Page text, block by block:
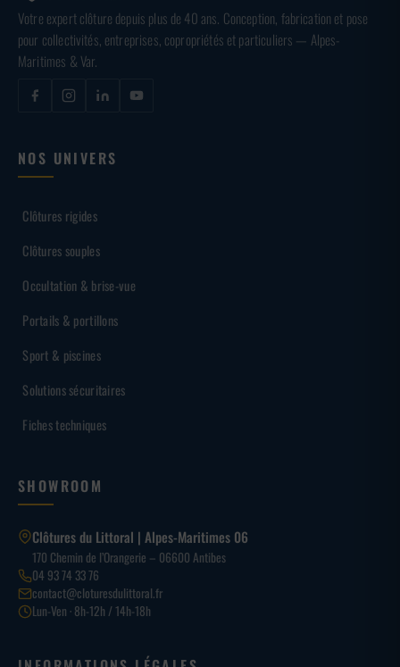
Votre expert clôture depuis plus de 40 ans. Conception, fabrication et pose
pour collectivités, entreprises, copropriétés et particuliers — Alpes-
Maritimes & Var.
NOS UNIVERS
Clôtures rigides
Clôtures souples
Occultation & brise-vue
Portails & portillons
Sport & piscines
Solutions sécuritaires
Fiches techniques
SHOWROOM
Clôtures du Littoral | Alpes-Maritimes 06
170 Chemin de l’Orangerie – 06600 Antibes
04 93 74 33 76
contact@cloturesdulittoral.fr
Lun-Ven · 8h-12h / 14h-18h